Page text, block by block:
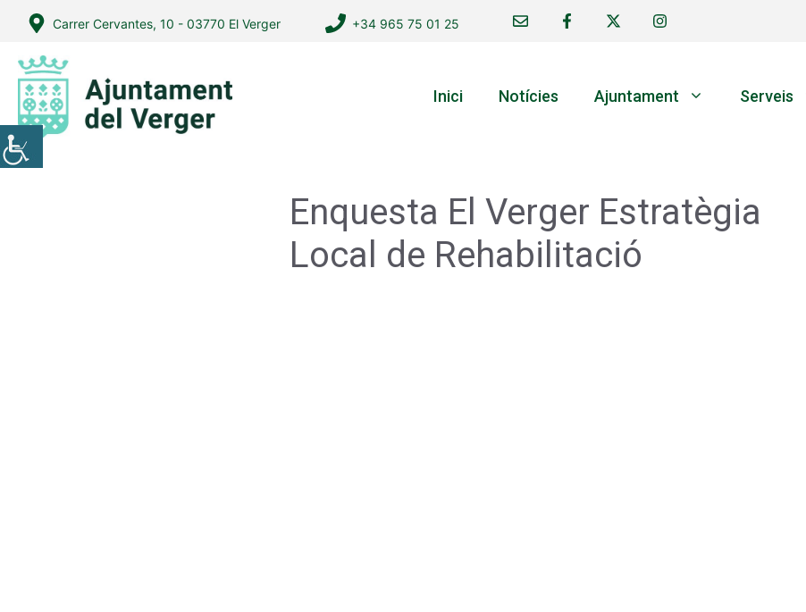
contingut
Carrer Cervantes, 10 - 03770 El Verger +34 965 75 01 25
Inici Notícies Ajuntament Serveis
Enquesta El Verger Estratègia
Local de Rehabilitació